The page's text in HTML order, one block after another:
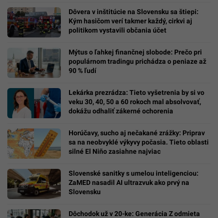
Dôvera v inštitúcie na Slovensku sa štiepi:
Kým hasičom verí takmer každý, cirkvi aj
politikom vystavili občania účet
Mýtus o ľahkej finančnej slobode: Prečo pri
populárnom tradingu prichádza o peniaze až
90 % ľudí
Lekárka prezrádza: Tieto vyšetrenia by si vo
veku 30, 40, 50 a 60 rokoch mal absolvovať,
dokážu odhaliť zákerné ochorenia
Horúčavy, sucho aj nečakané zrážky: Priprav
sa na neobvyklé výkyvy počasia. Tieto oblasti
silné El Niño zasiahne najviac
Slovenské sanitky s umelou inteligenciou:
ZaMED nasadil AI ultrazvuk ako prvý na
Slovensku
Dôchodok už v 20-ke: Generácia Z odmieta